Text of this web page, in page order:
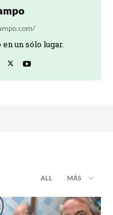
un sólo lugar.
ALL MÁS